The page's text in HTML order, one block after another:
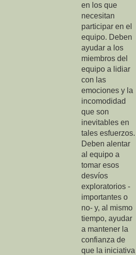
en los que
necesitan
participar en el
equipo. Deben
ayudar a los
miembros del
equipo a lidiar
con las
emociones y la
incomodidad
que son
inevitables en
tales esfuerzos.
Deben alentar
al equipo a
tomar esos
desvíos
exploratorios -
importantes o
no- y, al mismo
tiempo, ayudar
a mantener la
confianza de
que la iniciativa